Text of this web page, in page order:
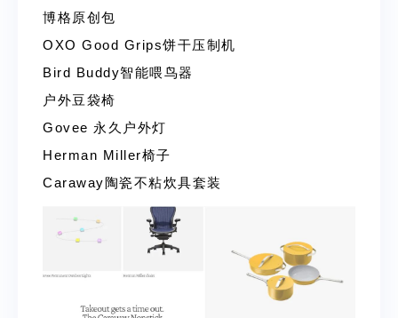
博格原创包
OXO Good Grips饼干压制机
Bird Buddy智能喂鸟器
户外豆袋椅
Govee 永久户外灯
Herman Miller椅子
Caraway陶瓷不粘炊具套装